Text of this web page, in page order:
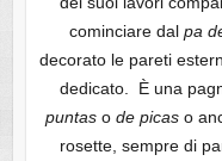
cominciare dal pa
decorato le pareti
dedicato. È una
puntas o de picas o
rosette, sempre di